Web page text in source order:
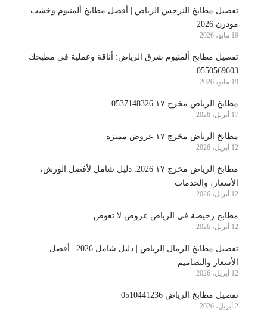
تفصيل مطابخ النرجس الرياض | أفضل مطابخ ألمنيوم وخشب
مودرن 2026
19 مايو، 2026
تفصيل مطابخ ألمنيوم شرق الرياض: أناقة وعملية في مطبخك
0550569603
19 مايو، 2026
مطابخ الرياض مخرج ١٧ 0537148326
17 أبريل، 2026
مطابخ الرياض مخرج ١٧ عروض مميزة
12 أبريل، 2026
مطابخ الرياض مخرج ١٧ 2026: دليل شامل لأفضل الورش،
الأسعار، والخدمات
12 أبريل، 2026
مطابخ رخيصة في الرياض عروض لا تعوض
12 أبريل، 2026
تفصيل مطابخ الرمال الرياض | دليل شامل 2026 | أفضل
الأسعار والتصاميم
12 أبريل، 2026
تفصيل مطابخ الرياض 0510441236
2 أبريل، 2026